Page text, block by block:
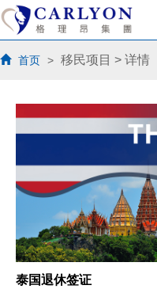
首页 > 移民项目 > 详情
泰国退休签证